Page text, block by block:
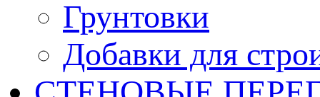
Грунтовки
Добавки для